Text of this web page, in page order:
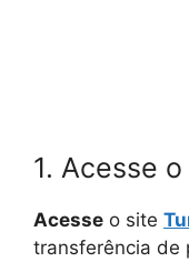
1. Acesse
Acesse o site
transferência de